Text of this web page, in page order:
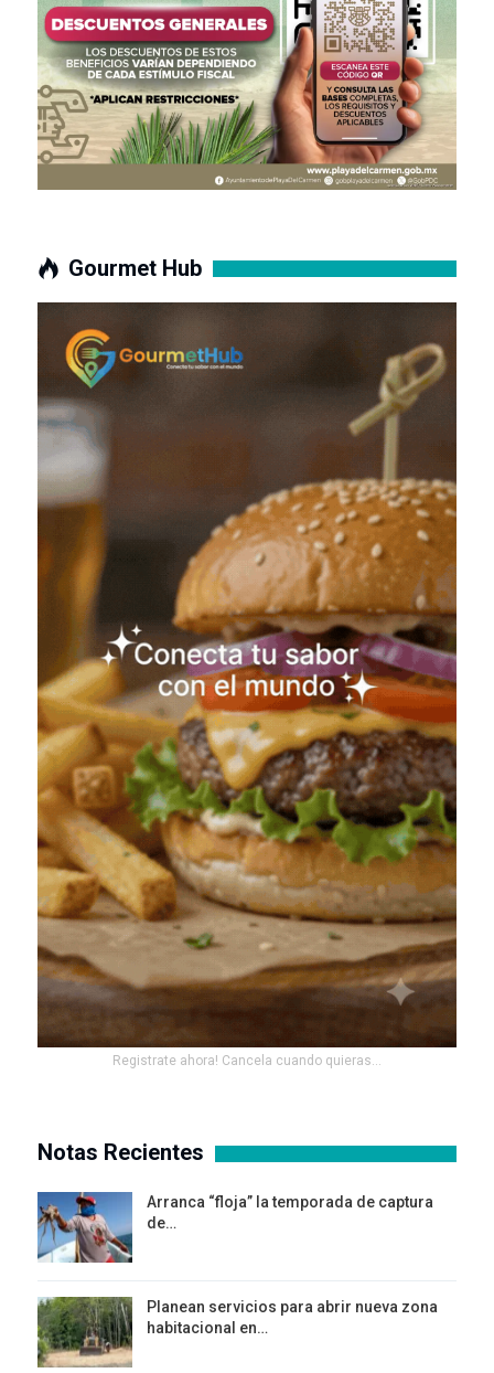
Gourmet Hub
Registrate ahora! Cancela cuando quieras...
Notas Recientes
Arranca “floja” la temporada de captura
de…
Planean servicios para abrir nueva zona
habitacional en…